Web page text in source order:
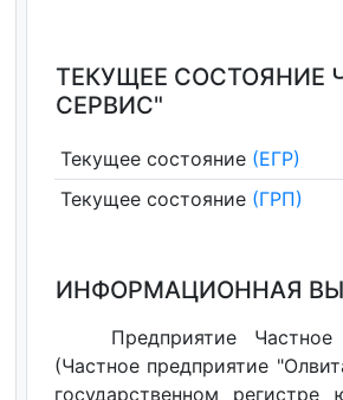
ТЕКУЩЕЕ СОСТОЯНИЕ
СЕРВИС"
Текущее состояние (ЕГР)
Текущее состояние (ГРП)
ИНФОРМАЦИОННАЯ
Предприятие
(Частное предприятие
государственном